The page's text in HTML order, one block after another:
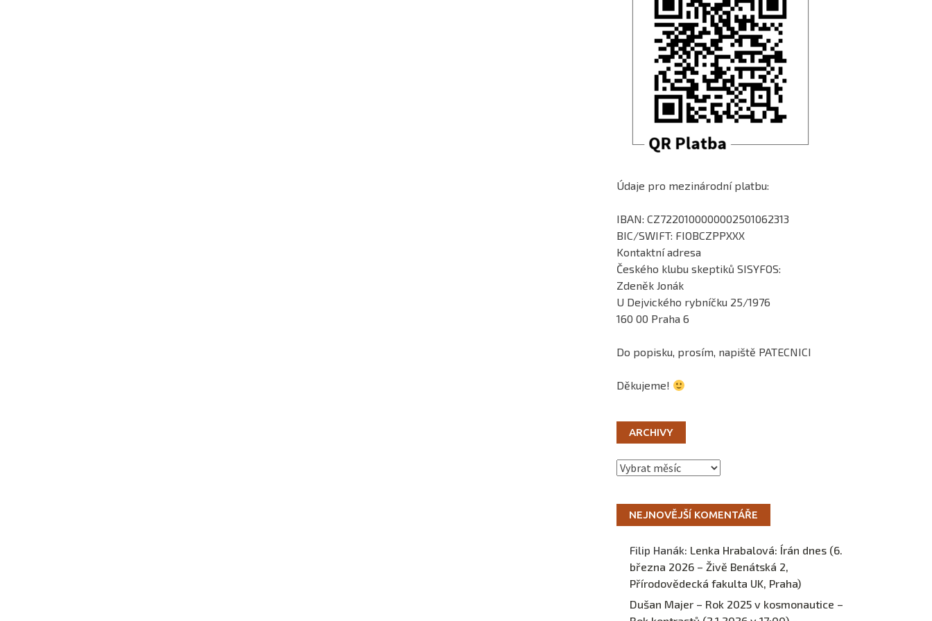
Údaje pro mezinárodní platbu:
IBAN: CZ7220100000002501062313
BIC/SWIFT: FIOBCZPPXXX
Kontaktní adresa
Českého klubu skeptiků SISYFOS:
Zdeněk Jonák
U Dejvického rybníčku 25/1976
160 00 Praha 6
Do popisku, prosím, napiště PATECNICI
Děkujeme!
ARCHIVY
Archivy
NEJNOVĚJŠÍ KOMENTÁŘE
Filip Hanák: Lenka Hrabalová: Írán dnes (6.
března 2026 – Živě Benátská 2,
Přírodovědecká fakulta UK, Praha)
Dušan Majer – Rok 2025 v kosmonautice –